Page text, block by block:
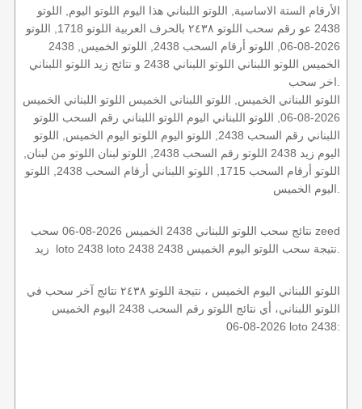
الأرقام الستة الاساسية, اللوتو اللبناني هذا اليوم اللوتو اليوم, اللوتو
2438 عو رقم سحب اللوتو ٢٤٣٨ بالحرف العربية اللوتو 1718, اللوتو
2026-08-06, اللوتو أرقام السحب 2438, اللوتو الخميس, 2438
الخميس اللوتو اللبناني اللوتو اللبناني 2438 و نتائج زيد اللوتو اللبناني
اللوتو اللبناني الخميس, اللوتو اللبناني الخميس اللوتو اللبناني الخميس
2026-08-06, اللوتو اللبناني اليوم اللوتو اللبناني رقم السحب اللوتو
اللبناني رقم السحب 2438, اللوتو اليوم اللوتو اليوم الخميس, اللوتو
اليوم زيد 2438 اللوتو رقم السحب 2438, اللوتو لبنان اللوتو من لبنان,
اللوتو أرقام السحب 1715, اللوتو اللبناني أرقام السحب 2438, اللوتو
نتائج سحب اللوتو اللبناني 2438 الخميس 2026-08-06 سحب zeed
اللوتو اللبناني اليوم الخميس ، نتيجة اللوتو ٢٤٣٨ نتائج آخر سحب في
اللوتو اللبناني، أي نتائج اللوتو رقم السحب 2438 اليوم الخميس
2026-08-06 loto 2438: